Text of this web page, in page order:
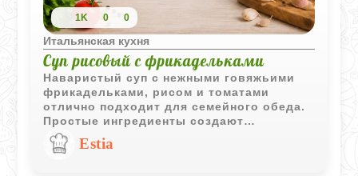
1K 0 0
Итальянская кухня
Суп рисовый с фрикадельками
Наваристый суп с нежными говяжьими
фрикадельками, рисом и томатами
отлично подходит для семейного обеда.
Простые ингредиенты создают
насыщенный вкус, а свежая зелень
делает блюдо еще ароматнее.
Estia